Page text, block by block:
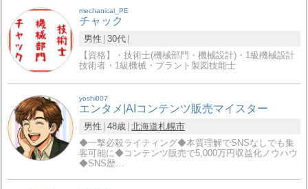
mechanical_PE
チャック
男性 30代
【資格】・技術士(機械部門・機械設計)・1級機械設計
技術者・1級機械・プラント製図技能士
yoshi007
エンタメ|AIコンテンツ販売マイスター
男性 48歳 北海道札幌市
◆一撃必殺ライティング◆本質理解でSNSなしでも集
客可能に◆コンテンツ販売で5,000万円収益化ノウハウ
◆SNS歴…